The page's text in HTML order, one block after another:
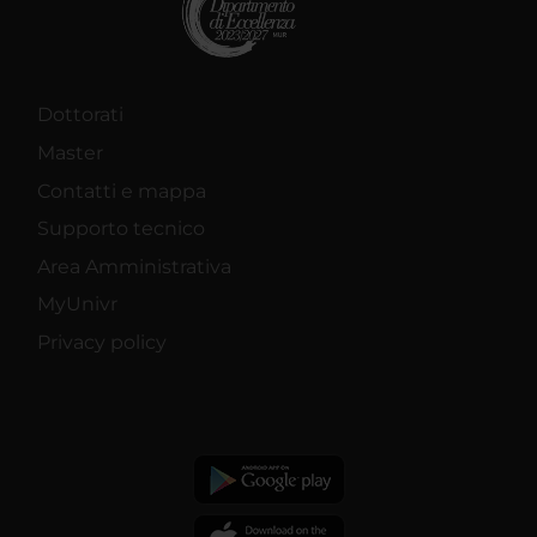
Dottorati
Master
Contatti e mappa
Supporto tecnico
Area Amministrativa
MyUnivr
Privacy policy